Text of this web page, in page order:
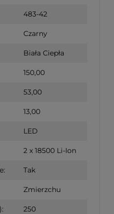
483-42
Czarny
Biała Ciepła
150,00
53,00
13,00
LED
2 x 18500 Li-Ion
Tak
Zmierzchu
250